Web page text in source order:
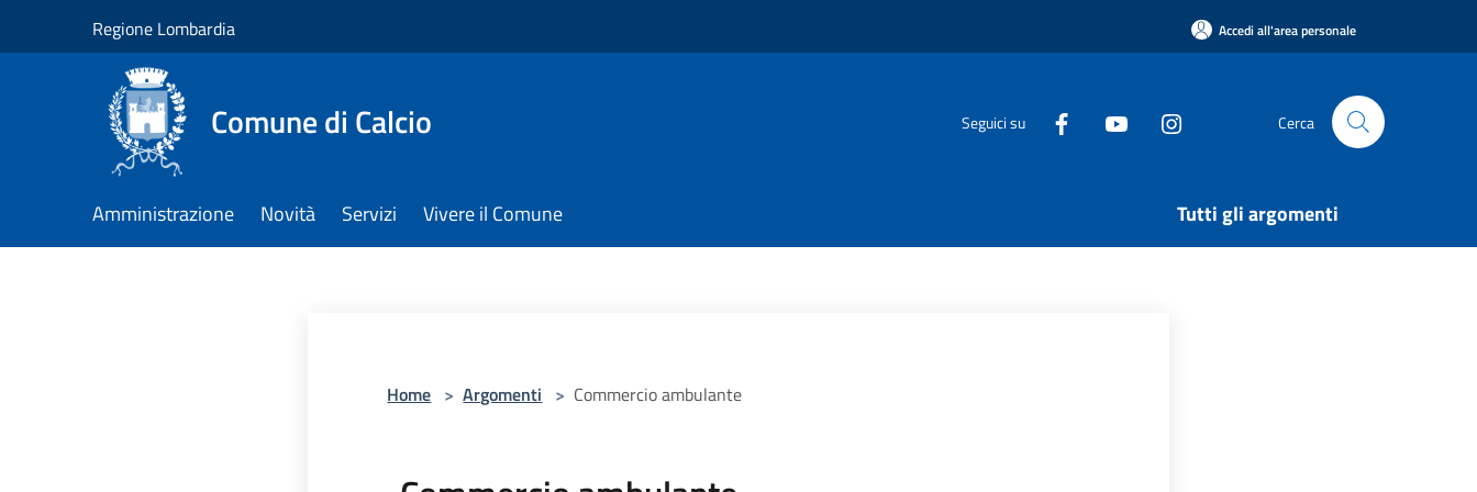
Regione Lombardia Accedi all'area personale
Comune di Calcio Seguici su Cerca
Amministrazione Novità Servizi Vivere il Comune Tutti gli argomenti
Home > Argomenti > Commercio ambulante